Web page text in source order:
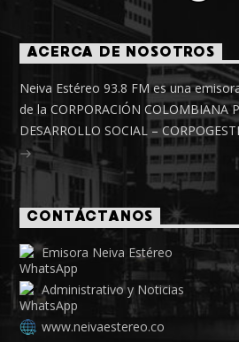
ACERCA DE NOSOTROS
Neiva Estéreo 93.8 FM es una
de la CORPORACIÓN COLOMBIANA
DESARROLLO SOCIAL –
CONTÁCTANOS
Emisora Neiva Estéreo
Administrativo y Noticias
www.neivaestereo.co